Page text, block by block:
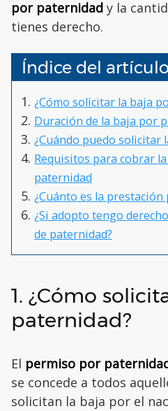
por paternidad y la
tienes derecho.
Índice del artículo
¿Cómo solicitar la baja
Duración de la baja por
¿Cuándo puedo solicitar
Requisitos para cobrar
paternidad
¿Cuánto es la
¿Si adopto tengo
de paternidad?
1. ¿Cómo
paternidad?
El permiso por
se concede a todos
solicitan la baja por el